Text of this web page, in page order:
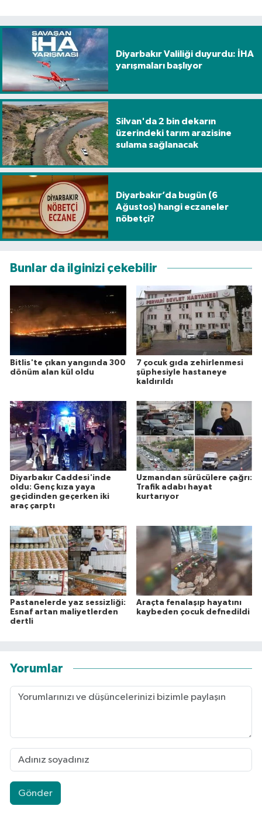
Diyarbakır Valiliği duyurdu: İHA
yarışmaları başlıyor
Silvan'da 2 bin dekarın
üzerindeki tarım arazisine
sulama sağlanacak
Diyarbakır’da bugün (6
Ağustos) hangi eczaneler
nöbetçi?
Bunlar da ilginizi çekebilir
Bitlis'te çıkan yangında 300
dönüm alan kül oldu
7 çocuk gıda zehirlenmesi
şüphesiyle hastaneye
kaldırıldı
Diyarbakır Caddesi'inde
oldu: Genç kıza yaya
geçidinden geçerken iki
araç çarptı
Uzmandan sürücülere çağrı:
Trafik adabı hayat
kurtarıyor
Pastanelerde yaz sessizliği:
Esnaf artan maliyetlerden
dertli
Araçta fenalaşıp hayatını
kaybeden çocuk defnedildi
Yorumlar
Gönder